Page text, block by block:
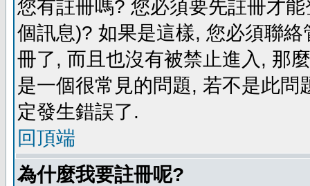
您有註冊嗎? 您必須要先註冊才
個訊息)? 如果是這樣, 您必須聯
冊了, 而且也沒有被禁止進入, 那
是一個很常見的問題, 若不是此
定發生錯誤了.
回頂端
為什麼我要註冊呢?